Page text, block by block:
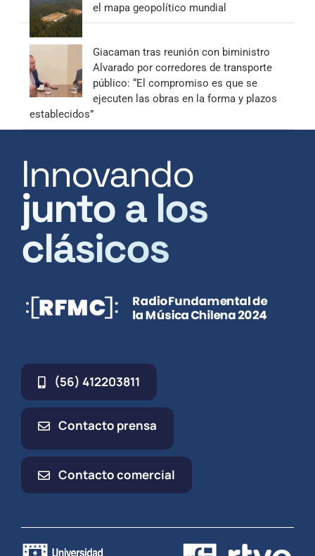
el mapa geopolítico mundial
Giacaman tras reunión con biministro
Alvarado por corredores de transporte
público: “El compromiso es que se
ejecuten las obras en la forma y plazos
establecidos”
Innovando
junto a los
clásicos
(56) 412203811
Contacto prensa
Contacto comercial